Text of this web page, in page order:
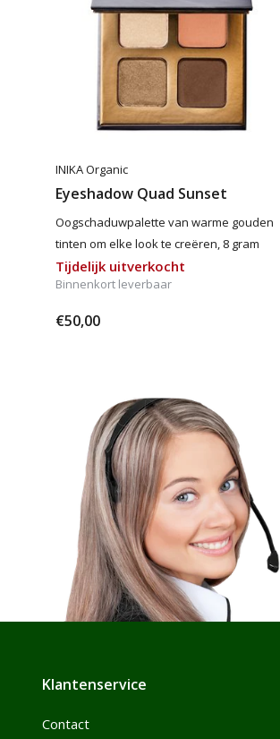
INIKA Organic
Eyeshadow Quad Sunset
Oogschaduwpalette van warme gouden
tinten om elke look te creëren, 8 gram
Tijdelijk uitverkocht
Binnenkort leverbaar
€50,00
Klantenservice
Contact